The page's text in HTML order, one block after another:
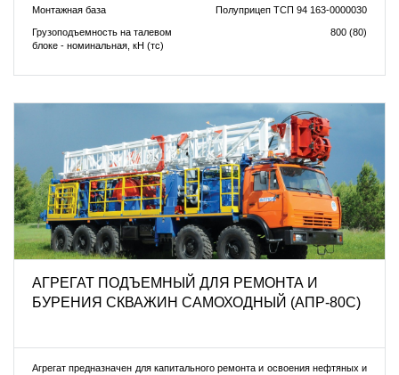
Монтажная база Полуприцеп ТСП 94 163-0000030
Грузоподъемность на талевом
блоке - номинальная, кН (тс)
800 (80)
АГРЕГАТ ПОДЪЕМНЫЙ ДЛЯ РЕМОНТА И
БУРЕНИЯ СКВАЖИН САМОХОДНЫЙ (АПР-80С)
Агрегат предназначен для капитального ремонта и освоения нефтяных и